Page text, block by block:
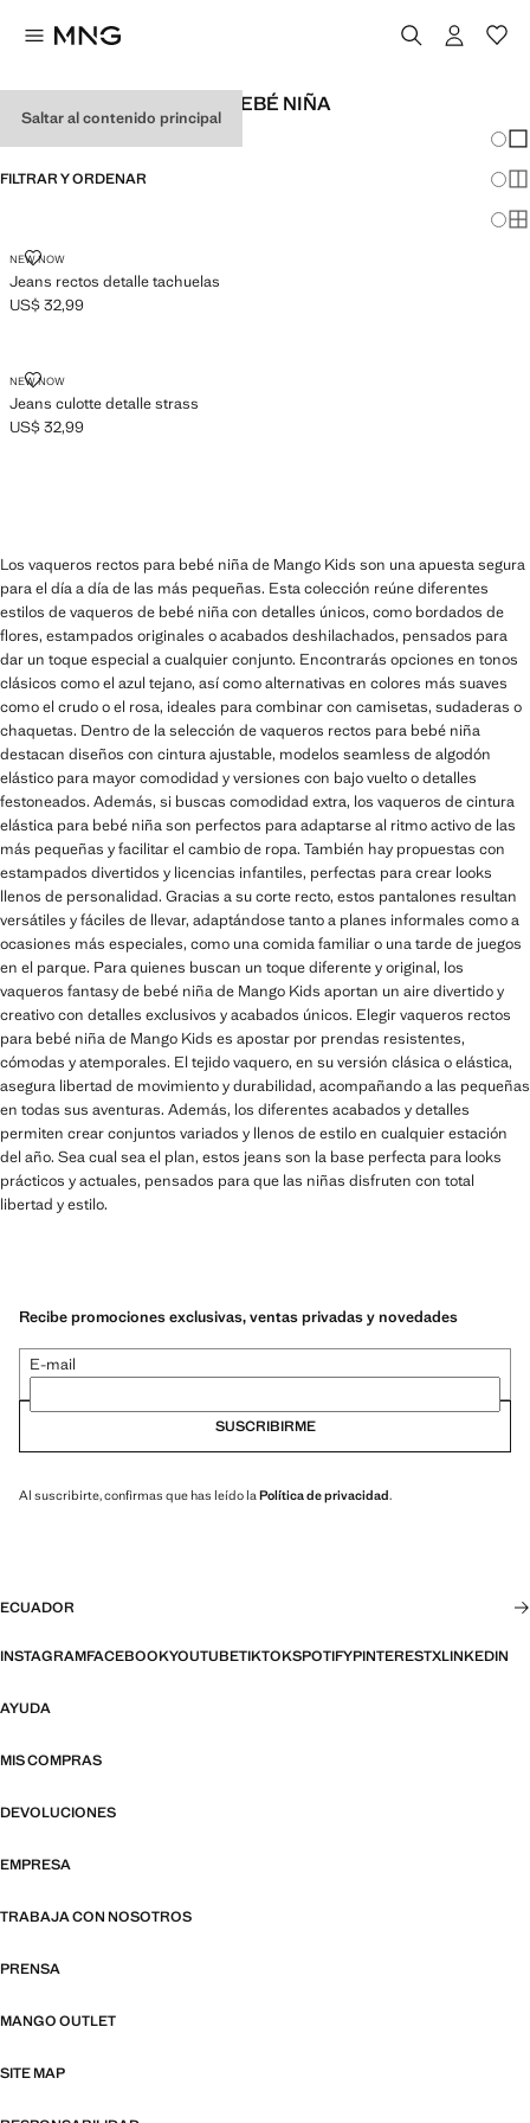
Saltar al contenido principal
VAQUEROS RECTOS DE BEBÉ NIÑA
FILTRAR Y ORDENAR
NEW NOW
Jeans rectos detalle tachuelas
JEANS RECTOS DETALLE TACHUELAS
Precio actual [US$ 32,99 ]
US$ 32,99
NEW NOW
Jeans culotte detalle strass
JEANS CULOTTE DETALLE STRASS
Precio actual [US$ 32,99 ]
US$ 32,99
Los vaqueros rectos para bebé niña de Mango Kids son una apuesta segura
para el día a día de las más pequeñas. Esta colección reúne diferentes
estilos de vaqueros de bebé niña con detalles únicos, como bordados de
flores, estampados originales o acabados deshilachados, pensados para
dar un toque especial a cualquier conjunto. Encontrarás opciones en tonos
clásicos como el azul tejano, así como alternativas en colores más suaves
como el crudo o el rosa, ideales para combinar con camisetas, sudaderas o
chaquetas. Dentro de la selección de vaqueros rectos para bebé niña
destacan diseños con cintura ajustable, modelos seamless de algodón
elástico para mayor comodidad y versiones con bajo vuelto o detalles
festoneados. Además, si buscas comodidad extra, los vaqueros de cintura
elástica para bebé niña son perfectos para adaptarse al ritmo activo de las
más pequeñas y facilitar el cambio de ropa. También hay propuestas con
estampados divertidos y licencias infantiles, perfectas para crear looks
llenos de personalidad. Gracias a su corte recto, estos pantalones resultan
versátiles y fáciles de llevar, adaptándose tanto a planes informales como a
ocasiones más especiales, como una comida familiar o una tarde de juegos
en el parque. Para quienes buscan un toque diferente y original, los
vaqueros fantasy de bebé niña de Mango Kids aportan un aire divertido y
creativo con detalles exclusivos y acabados únicos. Elegir vaqueros rectos
para bebé niña de Mango Kids es apostar por prendas resistentes,
cómodas y atemporales. El tejido vaquero, en su versión clásica o elástica,
asegura libertad de movimiento y durabilidad, acompañando a las pequeñas
en todas sus aventuras. Además, los diferentes acabados y detalles
permiten crear conjuntos variados y llenos de estilo en cualquier estación
del año. Sea cual sea el plan, estos jeans son la base perfecta para looks
prácticos y actuales, pensados para que las niñas disfruten con total
libertad y estilo.
Recibe promociones exclusivas, ventas privadas y novedades
E-mail
SUSCRIBIRME
Al suscribirte, confirmas que has leído la Política de privacidad.
ECUADOR
INSTAGRAMFACEBOOKYOUTUBETIKTOKSPOTIFYPINTERESTXLINKEDIN
AYUDA
MIS COMPRAS
DEVOLUCIONES
EMPRESA
TRABAJA CON NOSOTROS
PRENSA
MANGO OUTLET
SITE MAP